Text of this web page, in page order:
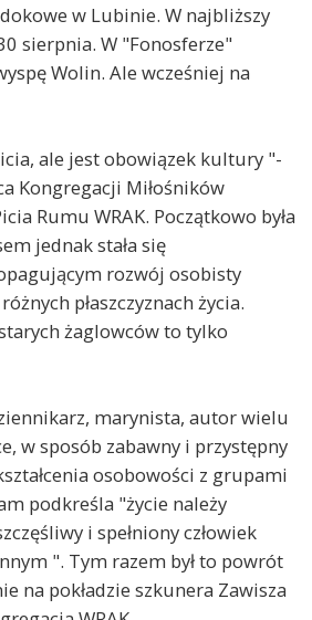
w Lubinie. W najbliższy
sierpnia. W "Fonosferze"
Wolin. Ale wcześniej na
ale jest obowiązek kultury "-
Kongregacji Miłośników
Rumu WRAK. Początkowo była
jednak stała się
rozwój osobisty
płaszczyznach życia.
żaglowców to tylko
marynista, autor wielu
w sposób zabawny i przystępny
osobowości z grupami
podkreśla "życie należy
i spełniony człowiek
". Tym razem był to powrót
na pokładzie szkunera Zawisza